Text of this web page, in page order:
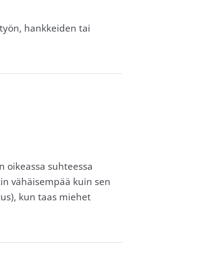
hankkeiden tai
oikeassa suhteessa
vähäisempää kuin sen
kun taas miehet